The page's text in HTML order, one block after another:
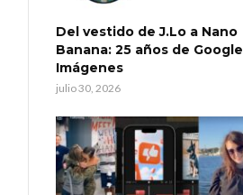
Del vestido de J.Lo a Nano
Banana: 25 años de Google
Imágenes
julio 30, 2026